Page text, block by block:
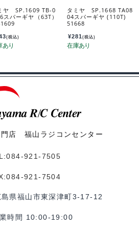
ヤ SP.1609 TB-0
スパーギヤ（63T）
(税込)
タミヤ SP.1668 TA08
04スパーギヤ (110T)
51668
¥281(税込)
門店 福山ラジコンセンター
921-7505
921-7504
県福山市東深津町3-17-12
時間 10:00-19:00